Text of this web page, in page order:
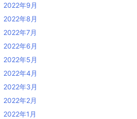
2022年9月
2022年8月
2022年7月
2022年6月
2022年5月
2022年4月
2022年3月
2022年2月
2022年1月